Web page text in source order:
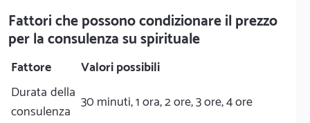
Fattori che possono condizionare il prezzo
per la consulenza su spirituale
Fattore
Valori possibili
Durata della
consulenza 30 minuti, 1 ora, 2 ore, 3 ore, 4 ore